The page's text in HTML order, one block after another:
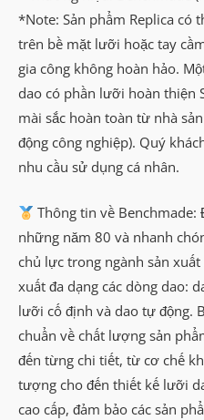
*Note: Sản phẩm Replica có
trên bề mặt lưỡi hoặc tay
gia công không hoàn hảo.
dao có phần lưỡi hoàn thiện
mài sắc hoàn toàn từ nhà
động công nghiệp). Quý
nhu cầu sử dụng cá nhân.
Thông tin về
những năm 80 và nhanh
chủ lực trong ngành sản
xuất đa dạng các dòng dao:
lưỡi cố định và dao tự động.
chuẩn về chất lượng sản
đến từng chi tiết, từ cơ chế
tượng cho đến thiết kế lưỡi
cao cấp, đảm bảo các sản